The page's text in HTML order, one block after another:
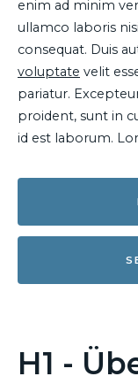
enim ad minim
ullamco laboris
consequat. Duis
voluptate velit
pariatur.
proident, sunt in
id est laborum.
H1 -